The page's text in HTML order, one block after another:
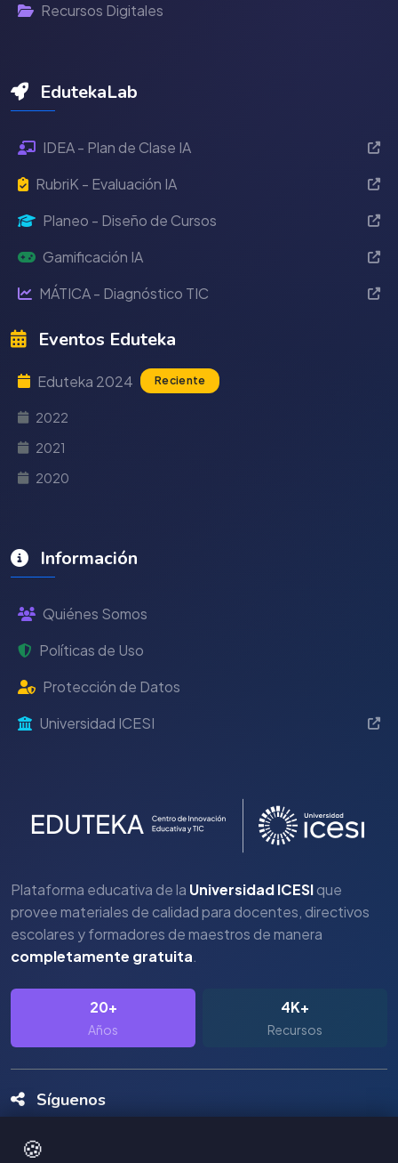
🍪
Recursos Digitales
EdutekaLab
IDEA - Plan de Clase IA
RubriK - Evaluación IA
Planeo - Diseño de Cursos
Gamificación IA
MÁTICA - Diagnóstico TIC
Eventos Eduteka
Eduteka 2024 Reciente
2022
2021
2020
Información
Quiénes Somos
Políticas de Uso
Protección de Datos
Universidad ICESI
Plataforma educativa de la Universidad ICESIque
provee materiales de calidad para docentes, directivos
escolares y formadores de maestros de manera
completamente gratuita.
20+
Años
4K+
Recursos
Síguenos